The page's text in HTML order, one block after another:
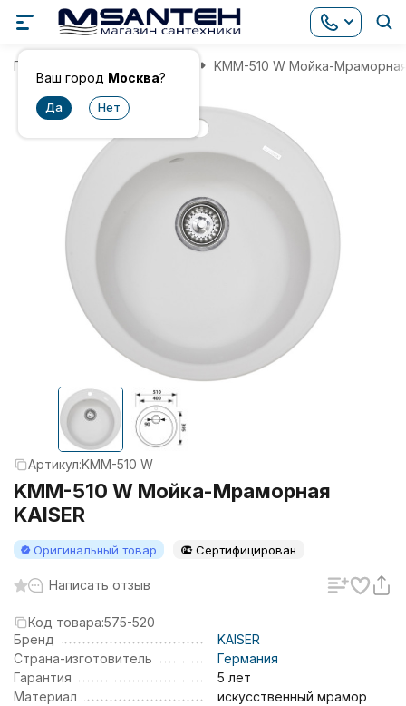
Ваш город Москва?
Главная KMM-510 W Мойка-Мраморная
Артикул:KMM-510 W
KMM-510 W Мойка-Мраморная
KAISER
Оригинальный товар Сертифицирован
Написать отзыв
Код товара:575-520
Бренд
KAISER
Страна-изготовитель
Германия
Гарантия
5 лет
Материал
искусственный мрамор